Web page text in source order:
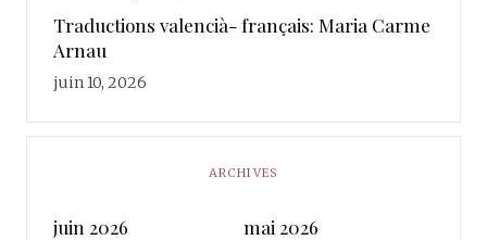
Traductions valencià- français: Maria Carme
Arnau
juin 10, 2026
ARCHIVES
juin 2026
mai 2026